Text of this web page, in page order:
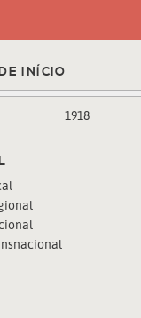
INÍCIO
1918